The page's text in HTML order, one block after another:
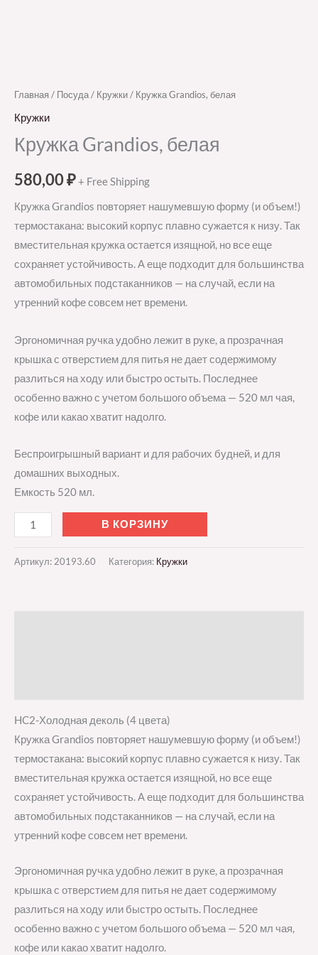
Главная / Посуда/ Кружки/ Кружка Grandios, белая
Кружки
Кружка Grandios, белая
580,00₽+ Free Shipping
Кружка Grandios повторяет нашумевшую форму (и объем!)
термостакана: высокий корпус плавно сужается к низу. Так
вместительная кружка остается изящной, но все еще
сохраняет устойчивость. А еще подходит для большинства
автомобильных подстаканников — на случай, если на
утренний кофе совсем нет времени.
Эргономичная ручка удобно лежит в руке, а прозрачная
крышка с отверстием для питья не дает содержимому
разлиться на ходу или быстро остыть. Последнее
особенно важно с учетом большого объема — 520 мл чая,
кофе или какао хватит надолго.
Беспроигрышный вариант и для рабочих будней, и для
домашних выходных.
Емкость 520 мл.
В КОРЗИНУ
Артикул: 20193.60 Категория: Кружки
HC2-Холодная деколь (4 цвета)
Кружка Grandios повторяет нашумевшую форму (и объем!)
термостакана: высокий корпус плавно сужается к низу. Так
вместительная кружка остается изящной, но все еще
сохраняет устойчивость. А еще подходит для большинства
автомобильных подстаканников — на случай, если на
утренний кофе совсем нет времени.
Эргономичная ручка удобно лежит в руке, а прозрачная
крышка с отверстием для питья не дает содержимому
разлиться на ходу или быстро остыть. Последнее
особенно важно с учетом большого объема — 520 мл чая,
кофе или какао хватит надолго.